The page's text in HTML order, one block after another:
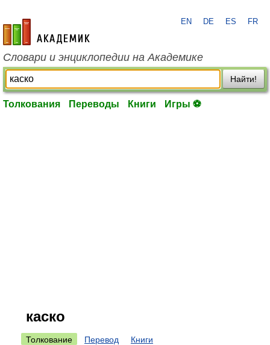
academic.ru
EN DE ES FR
Словари и энциклопедии на Академике
Найти!
Толкования Переводы Книги Игры ⚽
каско
Толкование Перевод Книги